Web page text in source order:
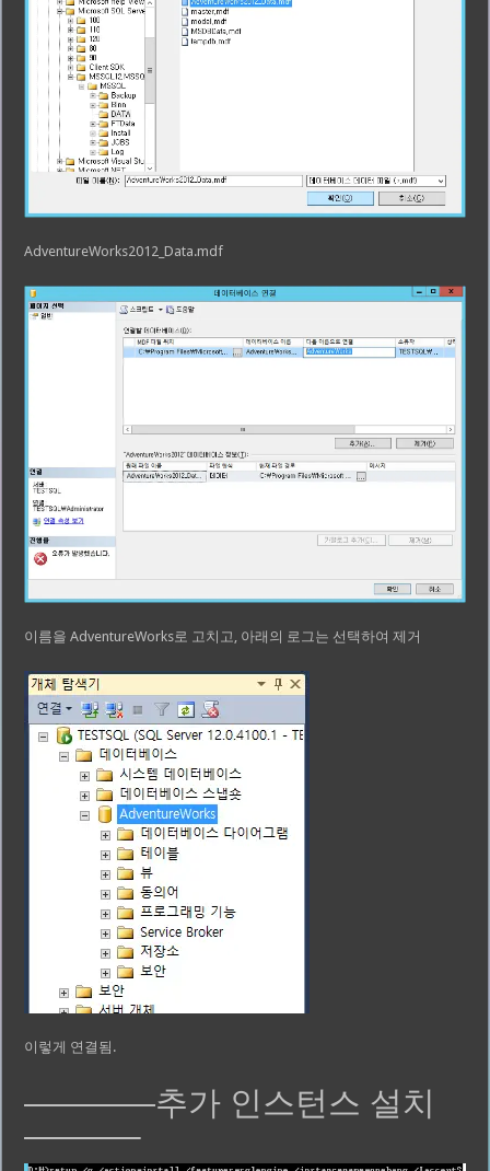
AdventureWorks2012_Data.mdf
이름을 AdventureWorks로 고치고, 아래의 로그는 선택하여 제거
이렇게 연결됨.
————추가 인스턴스 설치
———–